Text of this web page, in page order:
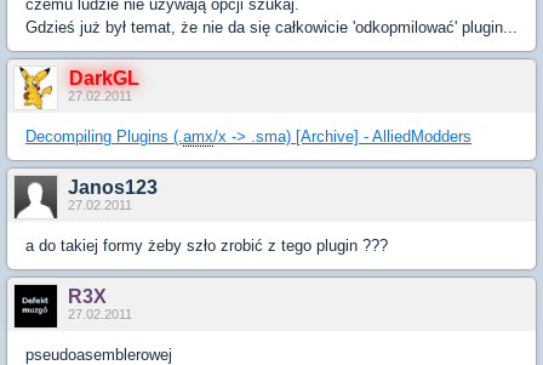
czemu ludzie nie używają opcji szukaj.
Gdzieś już był temat, że nie da się całkowicie 'odkopmilować' plugin...
DarkGL
27.02.2011
Decompiling Plugins (.amx/x -> .sma) [Archive] - AlliedModders
Janos123
27.02.2011
a do takiej formy żeby szło zrobić z tego plugin ???
R3X
27.02.2011
pseudoasemblerowej